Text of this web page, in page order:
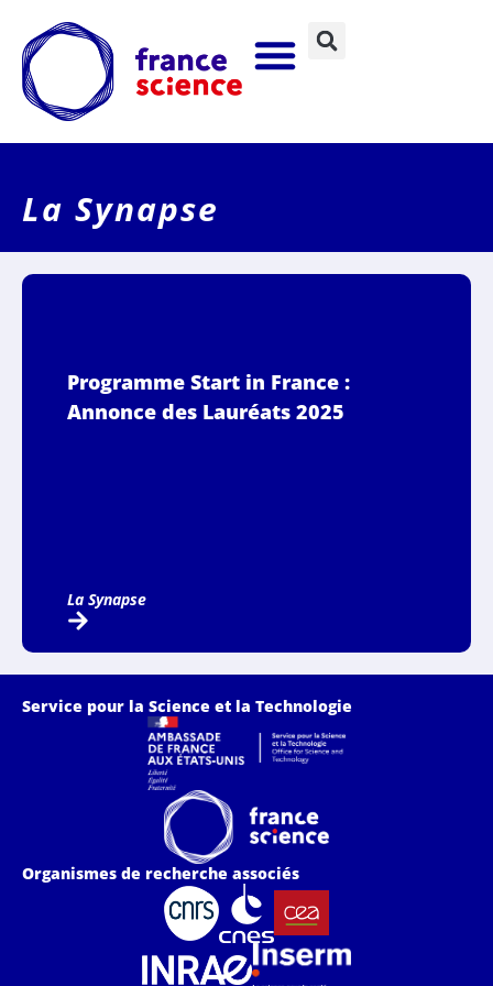
La Synapse
Programme Start in France :
Annonce des Lauréats 2025
La Synapse
Service pour la Science et la Technologie
Organismes de recherche associés